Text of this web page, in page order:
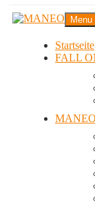
Zum
InhaltMANEO
Das schwule
Startseite
FALL